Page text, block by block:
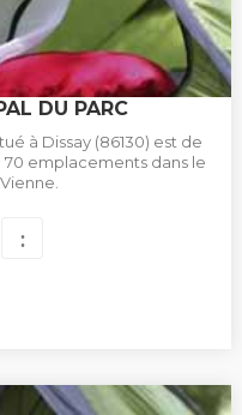
DU PARC
à Dissay (86130) est de
emplacements dans le